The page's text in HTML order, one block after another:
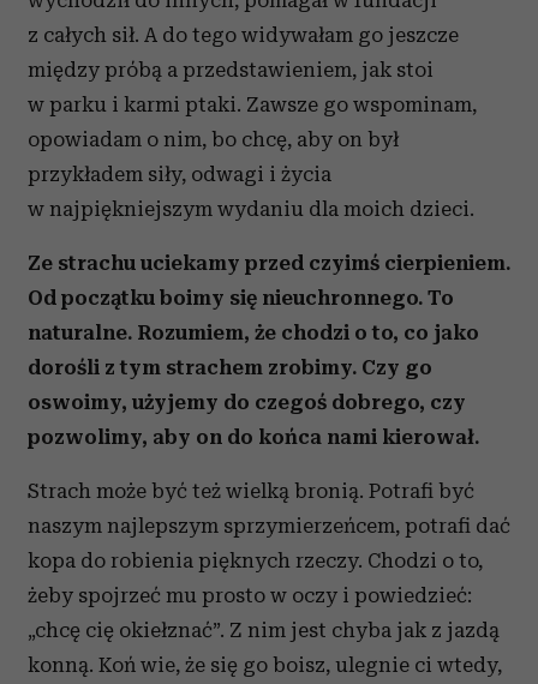
z całych sił. A do tego widywałam go jeszcze
między próbą a przedstawieniem, jak stoi
w parku i karmi ptaki. Zawsze go wspominam,
opowiadam o nim, bo chcę, aby on był
przykładem siły, odwagi i życia
w najpiękniejszym wydaniu dla moich dzieci.
Ze strachu uciekamy przed czyimś cierpieniem.
Od początku boimy się nieuchronnego. To
naturalne. Rozumiem, że chodzi o to, co jako
dorośli z tym strachem zrobimy. Czy go
oswoimy, użyjemy do czegoś dobrego, czy
pozwolimy, aby on do końca nami kierował.
Strach może być też wielką bronią. Potrafi być
naszym najlepszym sprzymierzeńcem, potrafi dać
kopa do robienia pięknych rzeczy. Chodzi o to,
żeby spojrzeć mu prosto w oczy i powiedzieć:
„chcę cię okiełznać”. Z nim jest chyba jak z jazdą
konną. Koń wie, że się go boisz, ulegnie ci wtedy,